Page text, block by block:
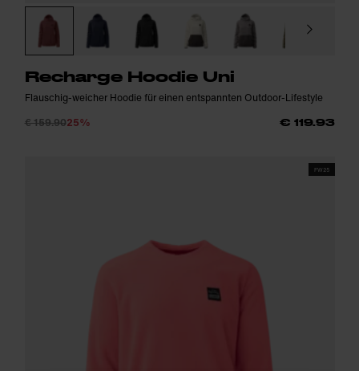
Recharge Hoodie Uni
Flauschig-weicher Hoodie für einen entspannten Outdoor-Lifestyle
€ 159.9025% € 119.93
FW25